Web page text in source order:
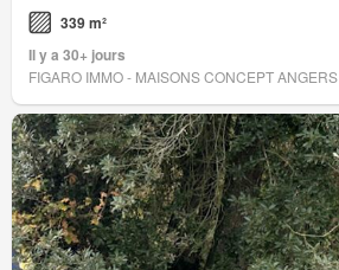
339 m²
Il y a 30+ jours
FIGARO IMMO - MAISONS CONCEPT ANGERS